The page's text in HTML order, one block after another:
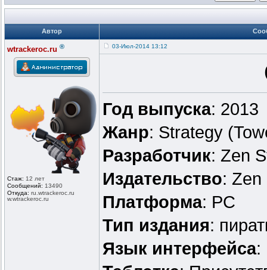
Автор
wtrackeroc.ru ®
Стаж: 12 лет
Сообщений: 13490
Откуда: ru.wtrackeroc.ru
w.wtrackeroc .ru
03-Июл-2014 13:12
Год выпуска: 2013
Жанр: Strategy
Разработчик: Zen
Издательство: Zen
Платформа: PC
Тип издания:
Язык интерфейса: